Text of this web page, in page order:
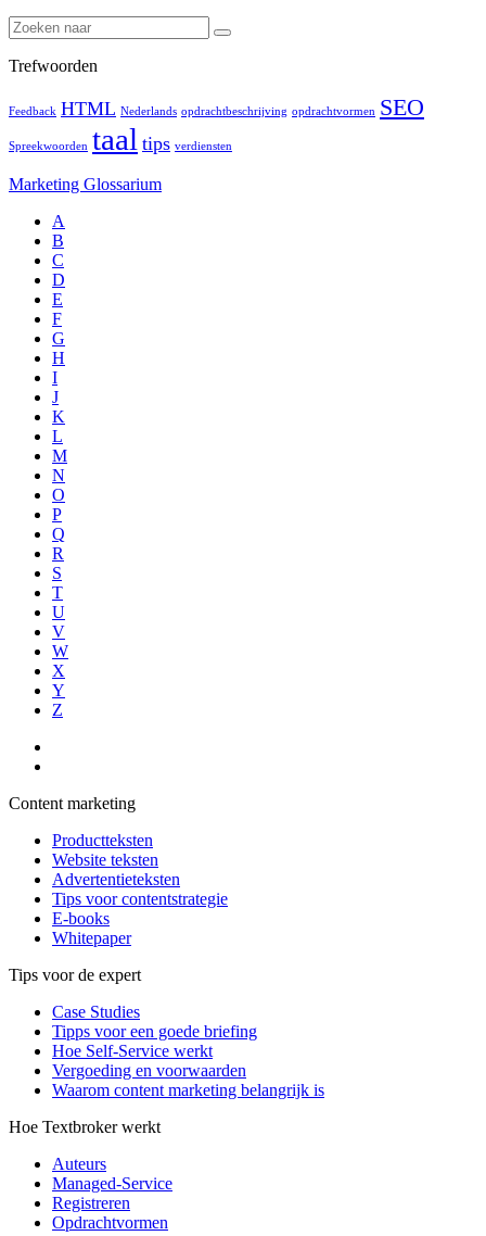
Trefwoorden
Feedback HTML Nederlands opdrachtbeschrijving opdrachtvormen SEO
Spreekwoorden taal tips verdiensten
Marketing Glossarium
A
B
C
D
E
F
G
H
I
J
K
L
M
N
O
P
Q
R
S
T
U
V
W
X
Y
Z
Content marketing
Productteksten
Website teksten
Advertentieteksten
Tips voor contentstrategie
E-books
Whitepaper
Tips voor de expert
Case Studies
Tipps voor een goede briefing
Hoe Self-Service werkt
Vergoeding en voorwaarden
Waarom content marketing belangrijk is
Hoe Textbroker werkt
Auteurs
Managed-Service
Registreren
Opdrachtvormen